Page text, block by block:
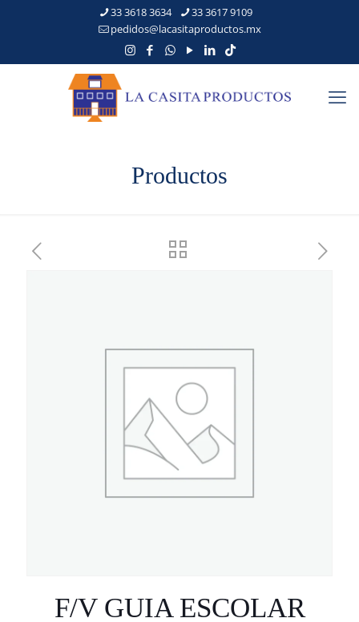
33 3618 3634
33 3617 9109
pedidos@lacasitaproductos.mx
Productos
F/V GUIA ESCOLAR